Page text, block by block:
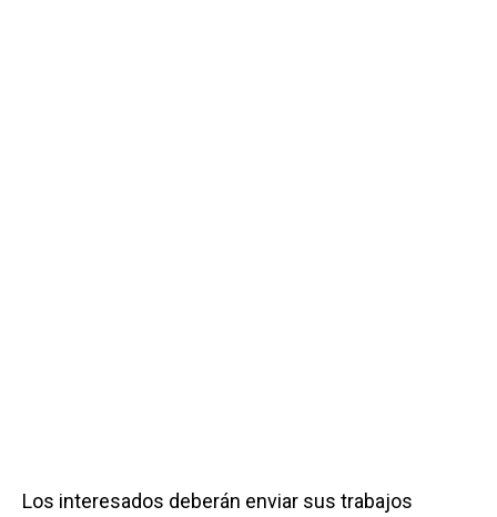
Los interesados deberán enviar sus trabajos